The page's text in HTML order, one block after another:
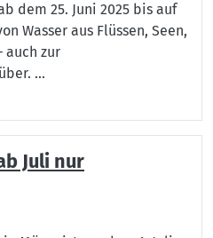
dem 25. Juni 2025 bis auf
Wasser aus Flüssen, Seen,
auch zur
...
Juli nur